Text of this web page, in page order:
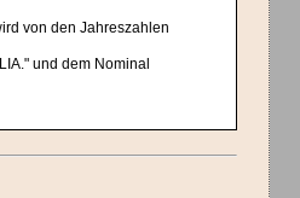
von den Jahreszahlen
und dem Nominal